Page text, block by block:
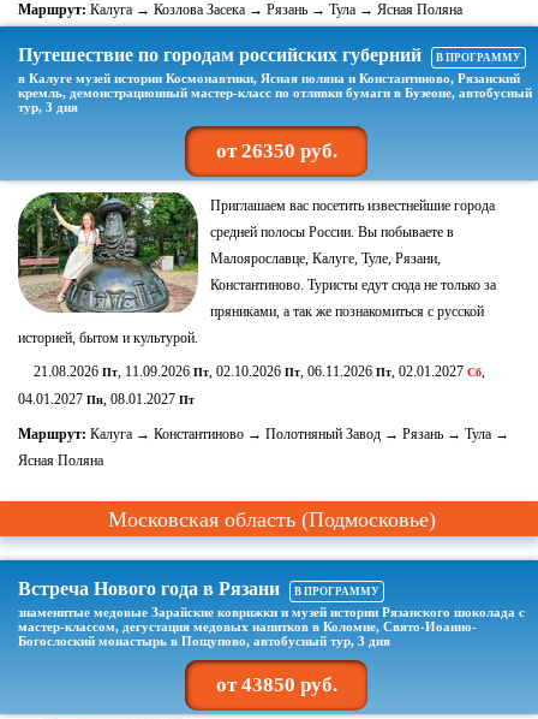
Маршрут: Калуга → Козлова Засека → Рязань → Тула → Ясная Поляна
Путешествие по городам российских губерний В ПРОГРАММУ
в Калуге музей истории Космонавтики, Ясная поляна и Константиново, Рязанский
кремль, демонстрационный мастер-класс по отливки бумаги в Бузеоне, автобусный
тур, 3 дня
от 26350 руб.
Приглашаем вас посетить известнейшие города
средней полосы России. Вы побываете в
Малоярославце, Калуге, Туле, Рязани,
Константиново. Туристы едут сюда не только за
пряниками, а так же познакомиться с русской
историей, бытом и культурой.
21.08.2026 Пт, 11.09.2026 Пт, 02.10.2026 Пт, 06.11.2026 Пт, 02.01.2027 Сб,
04.01.2027 Пн, 08.01.2027 Пт
Маршрут: Калуга → Константиново → Полотняный Завод → Рязань → Тула →
Ясная Поляна
Московская область (Подмосковье)
Встреча Нового года в Рязани В ПРОГРАММУ
знаменитые медовые Зарайские коврижки и музей истории Рязанского шоколада с
мастер-классом, дегустация медовых напитков в Коломне, Свято-Иоанно-
Богослоский монастырь в Пощупово, автобусный тур, 3 дня
от 43850 руб.